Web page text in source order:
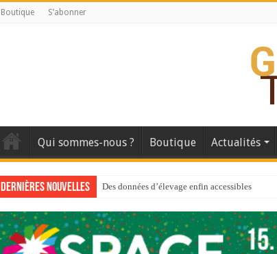
Boutique S’abonner
Qui sommes-nous ? Boutique Actualités
Dernières nouvelles Des données d’élevage enfin accessibles
Au sommaire du premier numéro de 2025